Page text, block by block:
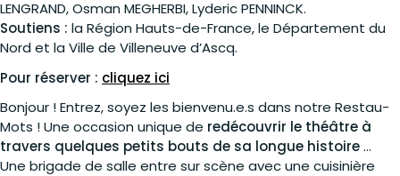
LENGRAND, Osman MEGHERBI, Lyderic PENNINCK.
Soutiens : la Région Hauts-de-France, le Département du
Nord et la Ville de Villeneuve d’Ascq.
Pour réserver : cliquez ici
Bonjour ! Entrez, soyez les bienvenu.e.s dans notre Restau-
Mots ! Une occasion unique de redécouvrir le théâtre à
travers quelques petits bouts de sa longue histoire…
Une brigade de salle entre sur scène avec une cuisinière